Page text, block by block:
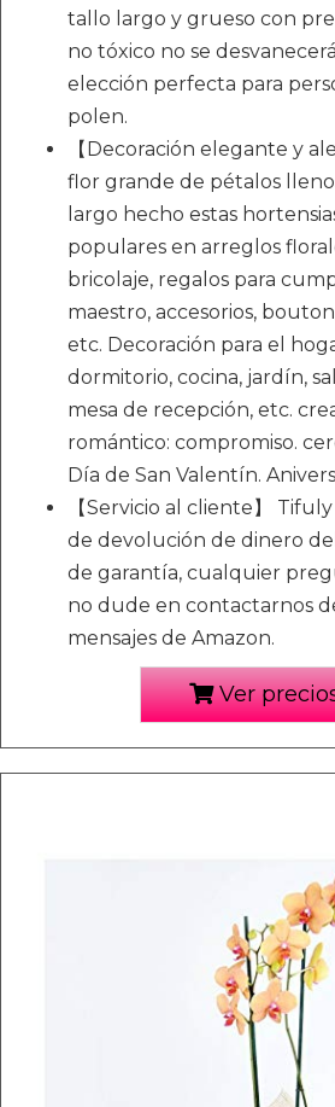
tallo largo y grueso con
no tóxico no se
elección perfecta para
polen.
【Decoración elegante y
flor grande de pétalos
largo hecho estas
populares en arreglos
bricolaje, regalos para
maestro, accesorios,
etc. Decoración para el
dormitorio, cocina, jardín,
mesa de recepción, etc.
romántico: compromiso.
Día de San Valentín.
【Servicio al cliente】
de devolución de dinero
de garantía, cualquier
no dude en contactarnos
mensajes de Amazon.
Ver